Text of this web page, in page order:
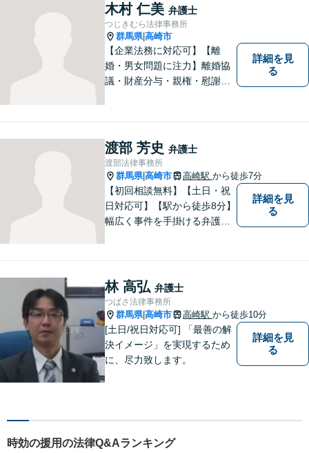
木村 仁美 弁護士
つじきむら法律事務所
群馬県|高崎市
【企業法務に対応可】【離
婚・男女問題に注力】離婚協
議・財産分与・親権・慰謝料
お気持ちに寄り添い、納得の
いく解決を目指します。まず
はお気軽にご相談を！【駐車
場完備】
詳細を見
る
渡部 芳史 弁護士
渡部法律事務所
群馬県|高崎市 高崎駅 から徒歩7分
【初回相談無料】【土日・祝
日対応可】【駅から徒歩8分】
幅広く事件を手掛ける弁護士
詳細を見
る
林 高弘 弁護士
つばさ法律事務所
群馬県|高崎市 高崎駅 から徒歩10分
[土日/祝日対応可] 「最善の解
決イメージ」を実現するため
に、尽力致します。
詳細を見
る
時効の援用の法律Q&Aランキング